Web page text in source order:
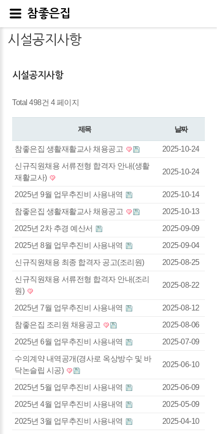
시설공지사항
시설공지사항
Total 498건 4 페이지
제목 날짜
참좋은집 생활재활교사 채용공고 2025-10-24
신규직원채용 서류전형 합격자 안내(생활
재활교사)
2025-10-24
2025년 9월 업무추진비 사용내역 2025-10-14
참좋은집 생활재활교사 채용공고 2025-10-13
2025년 2차 추경 예산서 2025-09-09
2025년 8월 업무추진비 사용내역 2025-09-04
신규직원채용 최종 합격자 공고(조리원) 2025-08-25
신규직원채용 서류전형 합격자 안내(조리
원)
2025-08-22
2025년 7월 업무추진비 사용내역 2025-08-12
참좋은집 조리원 채용공고 2025-08-06
2025년 6월 업무추진비 사용내역 2025-07-09
수의계약 내역공개(경사로 옥상방수 및 바
닥논슬립 시공)
2025-06-10
2025년 5월 업무추진비 사용내역 2025-06-09
2025년 4월 업무추진비 사용내역 2025-05-09
2025년 3월 업무추진비 사용내역 2025-04-10
참좋은집